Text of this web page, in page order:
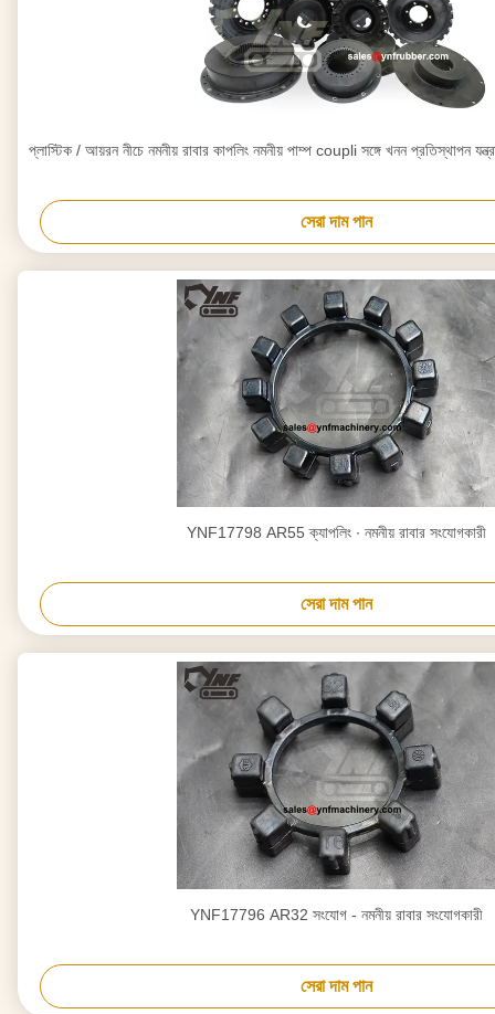
প্লাস্টিক / আয়রন নীচে নমনীয় রাবার কাপলিং নমনীয় পাম্প coupli সঙ্গে খনন প্রতিস্থাপন
সেরা দাম পান
YNF17798 AR55 ক্যাপলিং ∙ নমনীয় রাবার সংযোগকারী
সেরা দাম পান
YNF17796 AR32 সংযোগ - নমনীয় রাবার সংযোগকারী
সেরা দাম পান